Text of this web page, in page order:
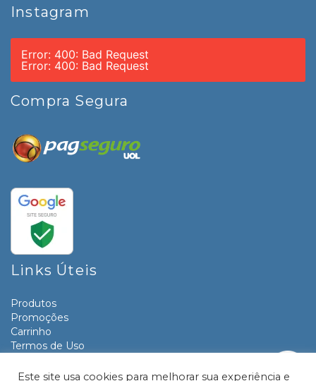
Instagram
Error: 400: Bad Request
Error: 400: Bad Request
Compra Segura
Links Úteis
Produtos
Promoções
Carrinho
Termos de Uso
Contato
Este site usa cookies para melhorar sua experiência e